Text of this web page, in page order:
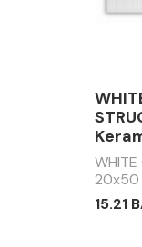
WHITE
20x50
15.21